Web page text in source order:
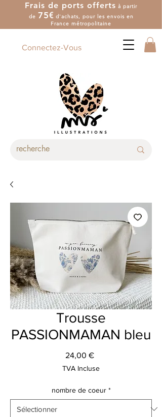
Frais de ports offerts à partir
de 75€ d'achats, pour les envois en
France métropolitaine
Connectez-Vous
Trousse
PASSIONMAMAN bleu
24,00 €Prix
TVA Incluse
nombre de coeur *